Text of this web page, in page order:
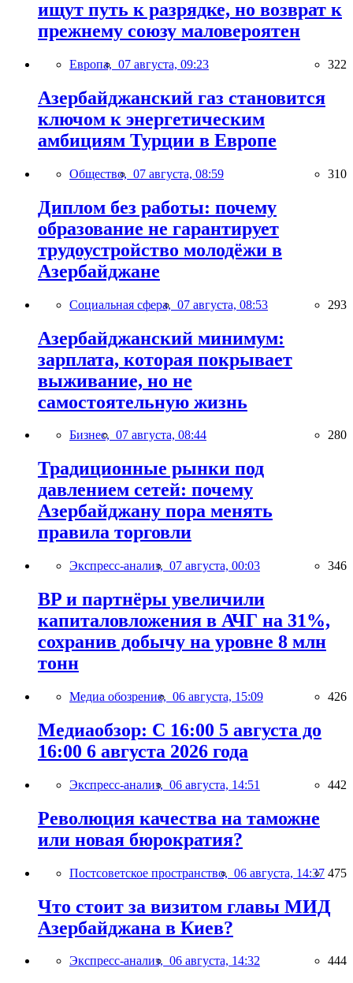
ищут путь к разрядке, но возврат к
прежнему союзу маловероятен
Европа, 07 августа, 09:23 322
Азербайджанский газ становится
ключом к энергетическим
амбициям Турции в Европе
Общество, 07 августа, 08:59 310
Диплом без работы: почему
образование не гарантирует
трудоустройство молодёжи в
Азербайджане
Социальная сфера, 07 августа, 08:53 293
Азербайджанский минимум:
зарплата, которая покрывает
выживание, но не
самостоятельную жизнь
Бизнес, 07 августа, 08:44 280
Традиционные рынки под
давлением сетей: почему
Азербайджану пора менять
правила торговли
Экспресс-анализ, 07 августа, 00:03 346
BP и партнёры увеличили
капиталовложения в АЧГ на 31%,
сохранив добычу на уровне 8 млн
тонн
Медиа обозрение, 06 августа, 15:09 426
Медиаобзор: С 16:00 5 августа до
16:00 6 августа 2026 года
Экспресс-анализ, 06 августа, 14:51 442
Революция качества на таможне
или новая бюрократия?
Постсоветское пространство, 06 августа, 14:37 475
Что стоит за визитом главы МИД
Азербайджана в Киев?
Экспресс-анализ, 06 августа, 14:32 444